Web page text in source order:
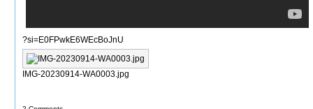
?si=E0FPwkE6WEcBoJnU
IMG-20230914-WA0003.jpg